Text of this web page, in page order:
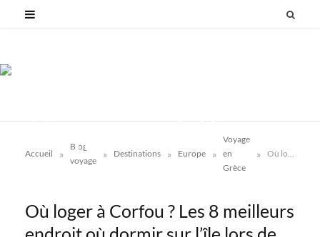
Accueil »
Blog
voyage
» Destinations » Europe »
Voyage
en
Grèce
» Où loger à Corfou ? Les 8 meilleurs endroit où dormir sur l’île lors de ton séjour (+ conseils et sélection des hôtels)
Où loger à Corfou ? Les 8 meilleurs